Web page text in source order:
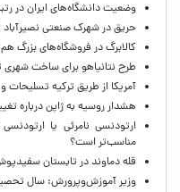
وضعیت دانشگاه‌های ایران در
حریق در شهرک صنعتی نصیرآباد تاکنون ۴ مصدوم
کالابرگ در فروشگاه‌های بزرگ هم
طرح نتانیاهو برای ساخت
آمریکا از طریق ترکیه
هشدار روسیه به ژاپن درباره
ارتودنسی نامرئی یا
مناسب‌تر است؟
قله دماوند در تابستان
وزیر آموزش‌وپرورش: سال تحصیلی آینده ۱۰۰ درصد